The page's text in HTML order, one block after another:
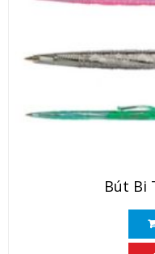
Bút Bi